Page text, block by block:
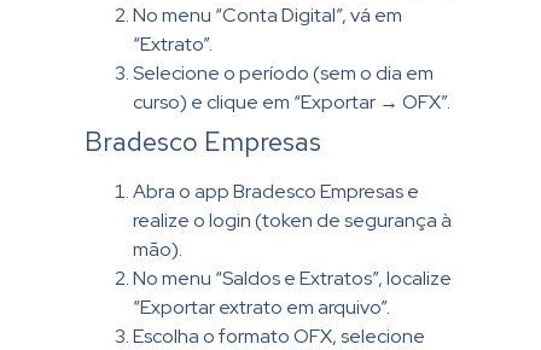
No menu “Conta Digital”, vá em
“Extrato”.
Selecione o período (sem o dia em
curso) e clique em “Exportar → OFX”.
Bradesco Empresas
Abra o app Bradesco Empresas e
realize o login (token de segurança à
mão).
No menu “Saldos e Extratos”, localize
“Exportar extrato em arquivo”.
Escolha o formato OFX, selecione